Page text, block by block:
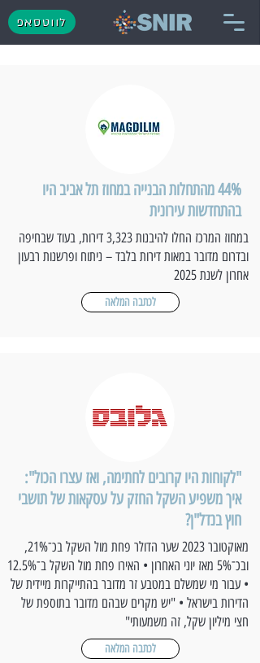
לווטסאפ
44% מהתחלות הבנייה במחוז תל אביב היו
בהתחדשות עירונית
במחוז המרכז החלו להיבנות 3,323 דירות, בעוד שבחיפה
ובדרום מדובר במאות דירות בלבד – ניתוח ופרשנות רבעון
אחרון לשנת 2025
לכתבה המלאה
"לקוחות היו קרובים לחתימה, ואז עצרו הכול":
איך משפיע השקל החזק על עסקאות של תושבי
חוץ בנדל"ן?
מאוקטובר 2023 שער הדולר פחת מול השקל בכ־21%,
ובכ־5% מאז יוני האחרון • האירו פחת מול השקל ב־12.5%
• עבור מי שמשלם במטבע זר מדובר בהתייקרות מיידית של
הדירות בישראל • "יש מקרים שבהם מדובר בתוספת של
חצי מיליון שקל, זה משמעותי"
לכתבה המלאה